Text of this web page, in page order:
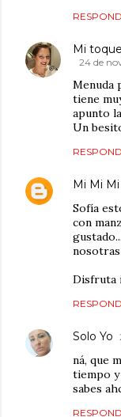
Mi
24 de
Menuda
tiene
apunto
Un
Mi Mi Mi
Sofía
con
Disfruta
Solo Yo
ná, que
tiempo y
sabes